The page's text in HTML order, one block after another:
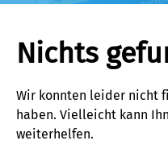
Nichts
Wir konnten leider nicht
haben. Vielleicht kann
weiterhelfen.